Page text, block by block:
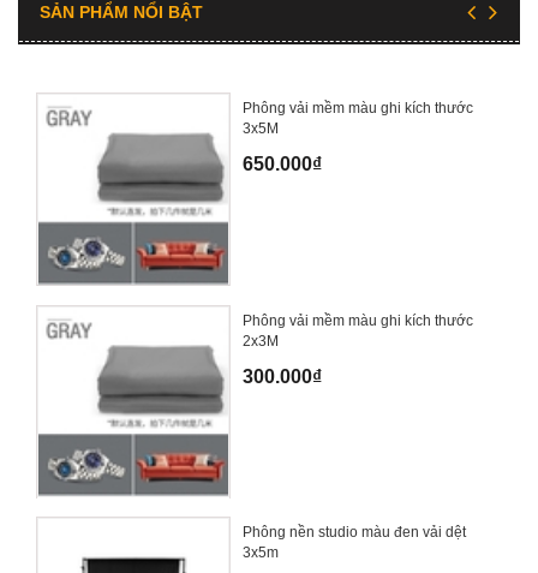
SẢN PHẨM NỔI BẬT
Phông vải mềm màu ghi kích thước
3x5M
650.000₫
Phông vải mềm màu ghi kích thước
2x3M
300.000₫
Phông nền studio màu đen vải dệt
3x5m